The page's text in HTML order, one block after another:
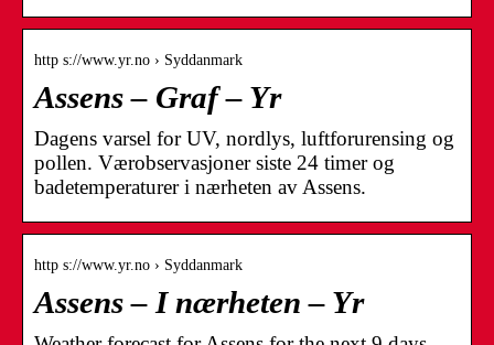
http s://www.yr.no › Syddanmark
Assens – Graf – Yr
Dagens varsel for UV, nordlys, luftforurensing og
pollen. Værobservasjoner siste 24 timer og
badetemperaturer i nærheten av Assens.
http s://www.yr.no › Syddanmark
Assens – I nærheten – Yr